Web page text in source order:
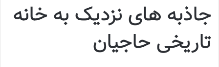
جاذبه های نزدیک به خانه
تاریخی حاجیان